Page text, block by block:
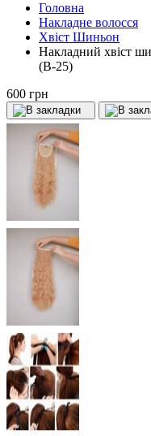
Головна
Накладне волосся
Хвіст Шиньон
Накладний хвіст
(B-25)
600 грн